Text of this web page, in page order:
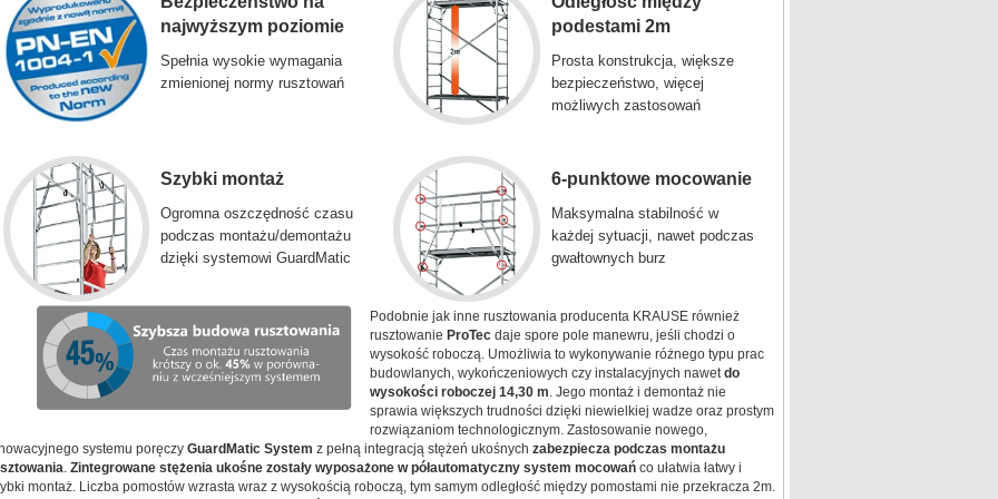
najwyższym poziomie
Spełnia wysokie wymagania
zmienionej normy rusztowań
podestami 2m
Prosta konstrukcja, większe
bezpieczeństwo, więcej
możliwych zastosowań
Szybki montaż
Ogromna oszczędność czasu
podczas montażu/demontażu
dzięki systemowi GuardMatic
6-punktowe mocowanie
Maksymalna stabilność w
każdej sytuacji, nawet podczas
gwałtownych burz
Podobnie jak inne rusztowania producenta KRAUSE również
rusztowanie ProTec daje spore pole manewru, jeśli chodzi o
wysokość roboczą. Umożliwia to wykonywanie różnego typu prac
budowlanych, wykończeniowych czy instalacyjnych nawetdo
wysokości roboczej 14,30 m. Jego montaż i demontaż nie
sprawia większych trudności dzięki niewielkiej wadze oraz prostym
rozwiązaniom technologicznym. Zastosowanie nowego,
systemu poręczy GuardMatic System z pełną integracją stężeń ukośnych zabezpiecza podczas montażu
.Zintegrowane stężenia ukośne zostały wyposażone w półautomatyczny system mocowańco ułatwia łatwy i
montaż. Liczba pomostów wzrasta wraz z wysokością roboczą, tym samym odległość między pomostami nie przekracza 2m.